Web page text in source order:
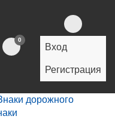
0
Вход
Регистрация
дорожного